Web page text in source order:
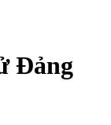
Đảng